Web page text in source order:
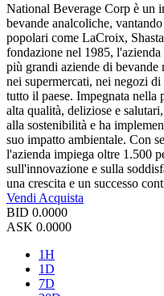
National Beverage Corp è un
bevande analcoliche,
popolari come LaCroix,
fondazione nel 1985,
più grandi aziende di
nei supermercati, nei negozi
tutto il paese. Impegnata nella
alta qualità, deliziose e
alla sostenibilità e ha
suo impatto ambientale. Con
l'azienda impiega oltre 1.500
sull'innovazione e sulla
una crescita e un successo
Vendi Acquista
BID 0.0000
ASK 0.0000
1H
1D
7D